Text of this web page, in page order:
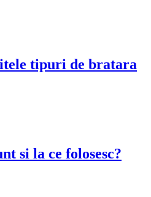
tipuri de bratara
si la ce folosesc?